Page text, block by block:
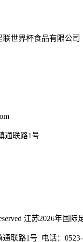
联世界杯食品有限公司
通联路1号
江苏2026年
联路1号 电话：0523-